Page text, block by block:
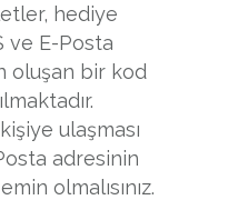
hediye
ve E-Posta
oluşan bir kod
ulaşması
adresinin
olmalısınız.